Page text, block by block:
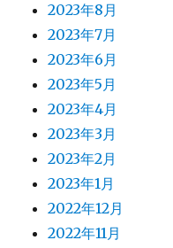
2023年8月
2023年7月
2023年6月
2023年5月
2023年4月
2023年3月
2023年2月
2023年1月
2022年12月
2022年11月